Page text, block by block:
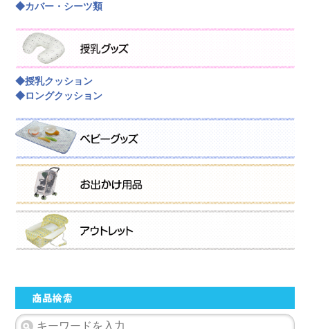
◆カバー・シーツ類
◆授乳クッション
◆ロングクッション